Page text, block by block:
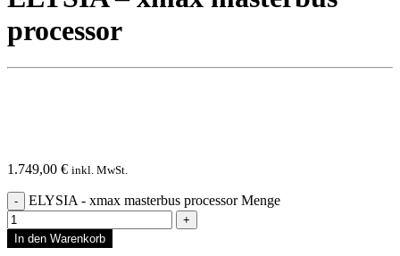
processor
1.749,00 € inkl. MwSt.
ELYSIA - xmax masterbus processor Menge
In den Warenkorb